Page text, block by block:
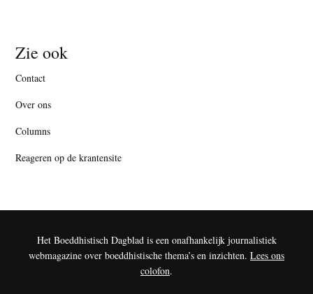
Zie ook
Contact
Over ons
Columns
Reageren op de krantensite
Het Boeddhistisch Dagblad is een onafhankelijk journalistiek
webmagazine over boeddhistische thema’s en inzichten. Lees ons
colofon.